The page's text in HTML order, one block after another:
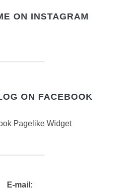
ON INSTAGRAM
ON FACEBOOK
E-mail: